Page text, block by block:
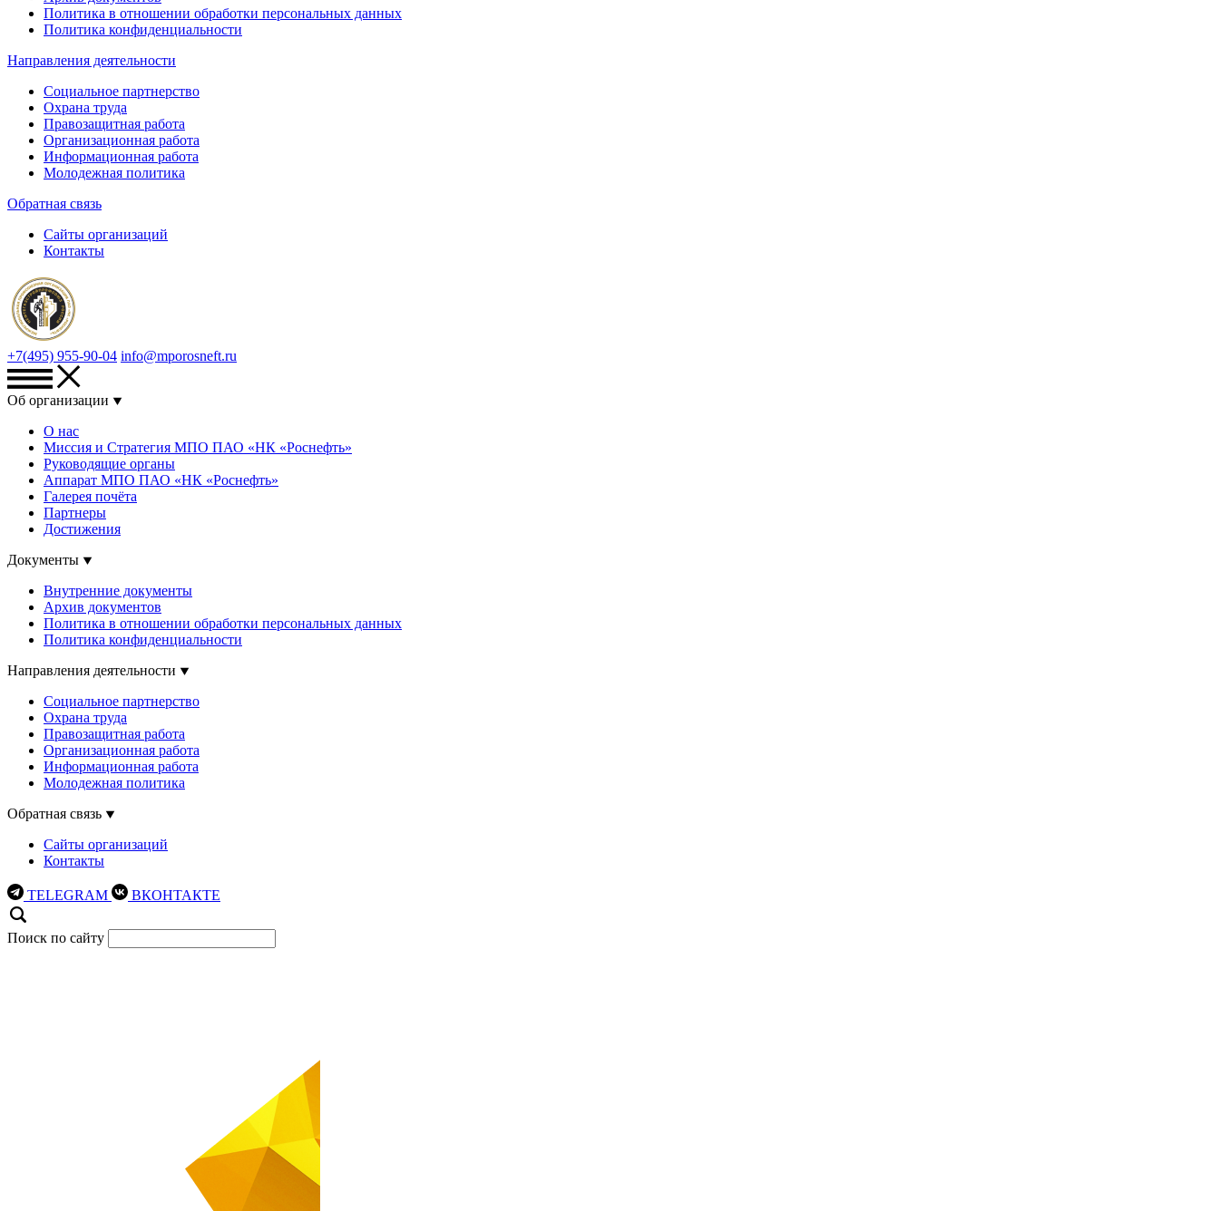
Политика в отношении обработки персональных данных
Политика конфиденциальности
Направления деятельности
Социальное партнерство
Охрана труда
Правозащитная работа
Организационная работа
Информационная работа
Молодежная политика
Обратная связь
Сайты организаций
Контакты
+7(495) 955-90-04 info@mporosneft.ru
Об организации
О нас
Миссия и Стратегия МПО ПАО «НК «Роснефть»
Руководящие органы
Аппарат МПО ПАО «НК «Роснефть»
Галерея почёта
Партнеры
Достижения
Документы
Внутренние документы
Архив документов
Политика в отношении обработки персональных данных
Политика конфиденциальности
Направления деятельности
Социальное партнерство
Охрана труда
Правозащитная работа
Организационная работа
Информационная работа
Молодежная политика
Обратная связь
Сайты организаций
Контакты
TELEGRAM ВКОНТАКТЕ
Поиск по сайту